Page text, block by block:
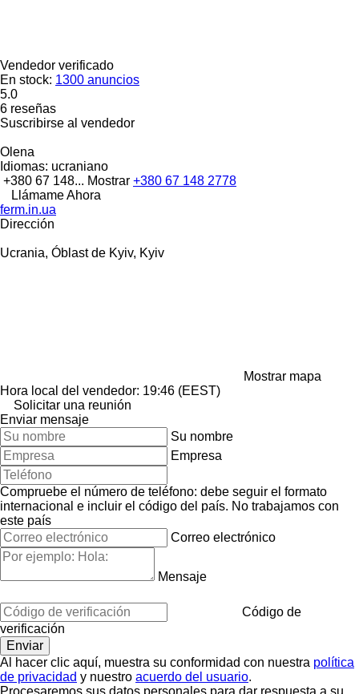
Vendedor verificado
En stock: 1300 anuncios
5.0
6 reseñas
Suscribirse al vendedor
Olena
Idiomas: ucraniano
+380 67 148... Mostrar +380 67 148 2778
Llámame Ahora
ferm.in.ua
Dirección
Ucrania, Óblast de Kyiv, Kyiv
Mostrar mapa
Hora local del vendedor: 19:46 (EEST)
Solicitar una reunión
Enviar mensaje
Su nombre
Empresa
Compruebe el número de teléfono: debe seguir el formato
internacional e incluir el código del país. No trabajamos con
este país
Correo electrónico
Mensaje
Código de
verificación
Al hacer clic aquí, muestra su conformidad con nuestra política
de privacidad y nuestro acuerdo del usuario.
Procesaremos sus datos personales para dar respuesta a su